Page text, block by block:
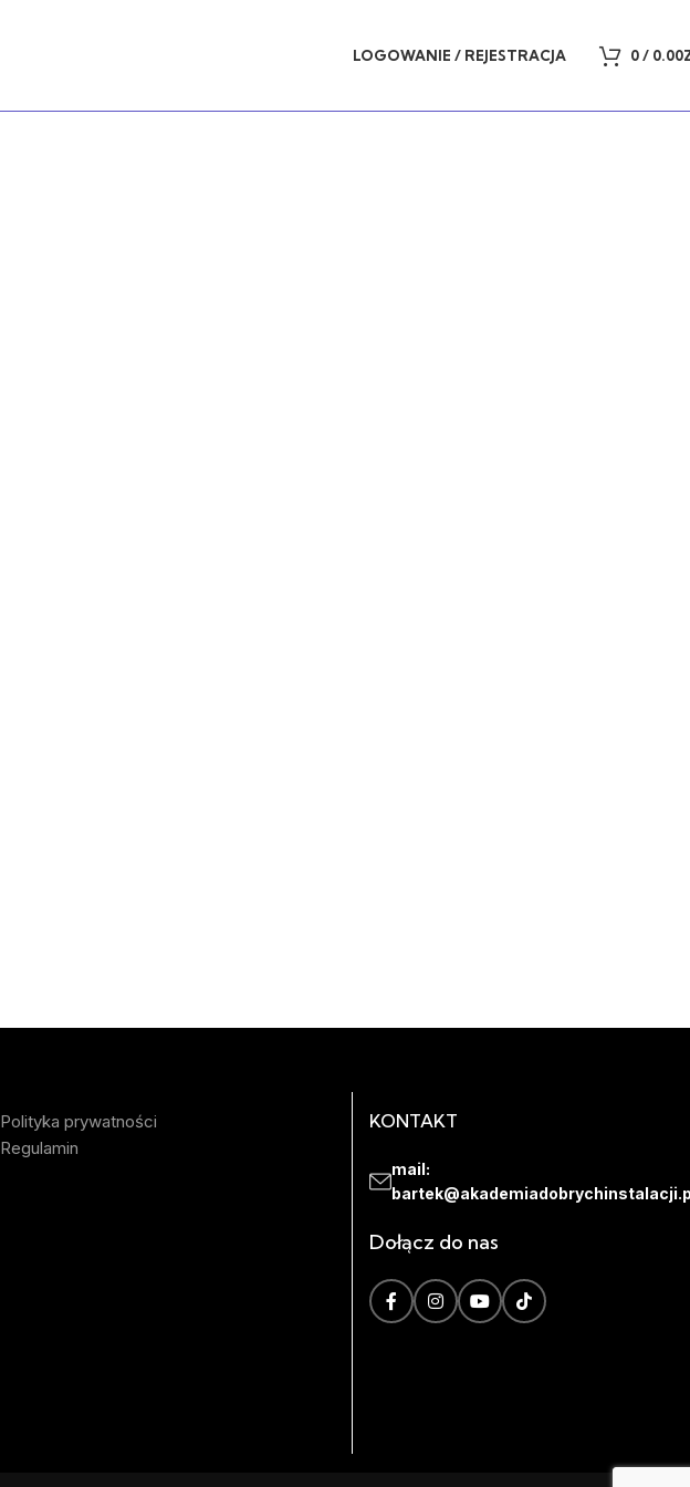
LOGOWANIE / REJESTRACJA 0/ 0.00
Polityka prywatności
Regulamin
KONTAKT
mail:
Dołącz do nas